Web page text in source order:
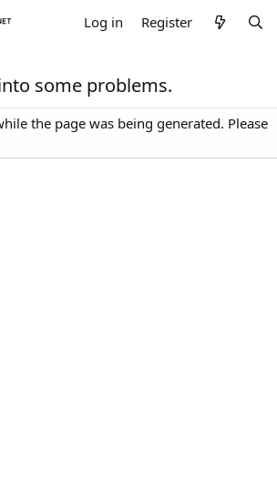
Log in Register
some problems.
the page was being generated. Please